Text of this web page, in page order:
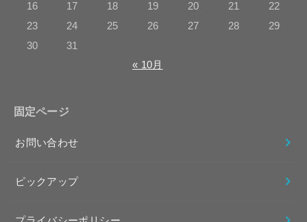
16
17 18 19 20 21
22
23
24 25 26 27 28
29
30
31
« 10月
固定ページ
お問い合わせ
ピックアップ